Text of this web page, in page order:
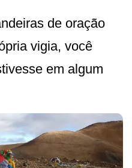
de oração
vigia, você
em algum